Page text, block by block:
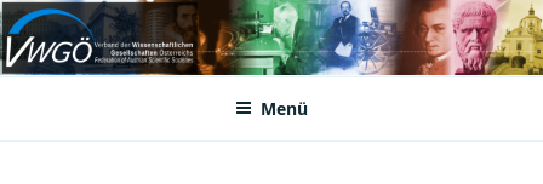
Zum
Inhalt
springenVWGÖ
Federation of Austrian Scientific Societies
Menü